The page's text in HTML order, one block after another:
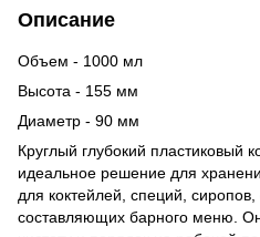
Описание
Объем - 1000 мл
Высота - 155 мм
Диаметр - 90 мм
Круглый глубокий пластиковый
идеальное решение для
для коктейлей, специй,
составляющих барного меню.